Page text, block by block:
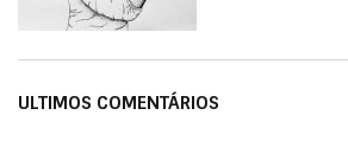
ULTIMOS COMENTÁRIOS